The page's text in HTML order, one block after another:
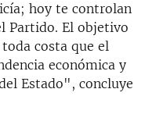
hoy te controlan
Partido. El objetivo
costa que el
económica y
Estado", concluye